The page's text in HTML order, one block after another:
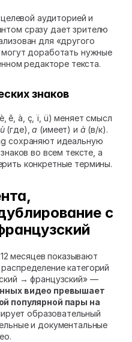
аудиторией и
сразу дает зрителю
для «другого
доработать нужные
редакторе текста.
знаков
ê, à, ç, ï, ü) меняет смысл
(где), a (имеет) и à (в/к).
сохраняют идеальную
во всем тексте, а
конкретные термины.
с
месяцев показывают
категорий
для направления «английский → французский» —
видео превышает
популярной пары на
образовательный
и документальные